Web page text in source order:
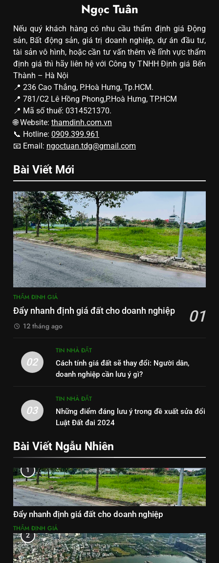
Ngọc Tuân
Nếu quý khách hàng có nhu cầu thẩm định giá Động
sản, Bất động sản, giá trị doanh nghiệp, dự án đầu tư,
tài sản vô hình, hoặc cần tư vấn thêm về lĩnh vực thẩm
định giá thì hãy liên hệ với Công ty TNHH Định giá Bến
Thành – Hà Nội
📍 236 Cao Thắng, P.Hoà Hưng, Tp.HCM.
📍 781/C2 Lê Hồng Phong,P.Hoà Hưng, TP.HCM
📍 Mã số thuế: 0314521370.
🌐 Website: thamdinh.com.vn
📞 Hotline: 0909.399.961
📧 Email: ngoctuan.tdg@gmail.com
Bài Viết Mới
THẨM ĐỊNH GIÁ
Đẩy nhanh định giá đất cho doanh nghiệp 01
12 tháng ago
02
TIN NHÀ ĐẤT
Cách tính giá đất sẽ thay đổi: Người dân,
doanh nghiệp cần lưu ý gì?
03
TIN NHÀ ĐẤT
Những điểm đáng lưu ý trong đề xuất sửa đổi
Luật Đất đai 2024
Bài Viết Ngẫu Nhiên
1
Đẩy nhanh định giá đất cho doanh nghiệp
THẨM ĐỊNH GIÁ
2